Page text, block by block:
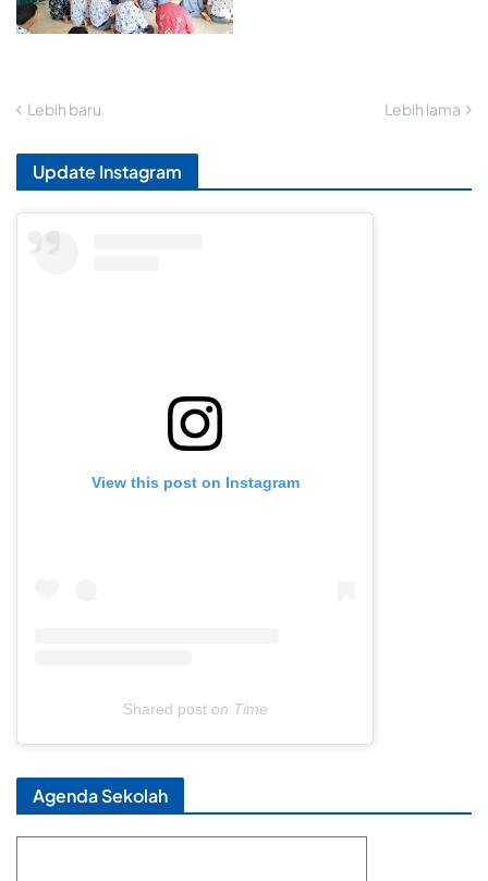
Lebih baru Lebih lama
Update Instagram
View this post on Instagram
Shared poston Time
Agenda Sekolah